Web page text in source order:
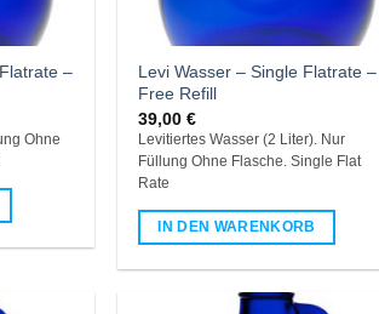
–
Ohne
Levi Wasser – Single Flatrate –
Free Refill
39,00€
Levitiertes Wasser (2 Liter). Nur
Füllung Ohne Flasche. Single Flat
Rate
IN DEN WARENKORB